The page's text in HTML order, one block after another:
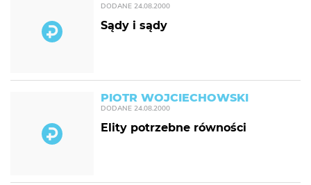
DODANE 24.08.2000
Sądy i sądy
PIOTR WOJCIECHOWSKI
DODANE 24.08.2000
Elity potrzebne równości